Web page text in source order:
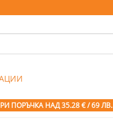
ПОРЪЧКА НАД 35.28 € / 69 ЛВ.